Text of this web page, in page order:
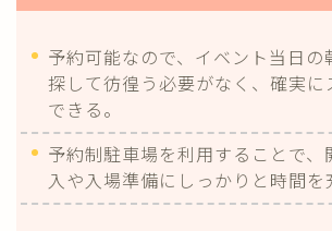
予約可能なので、イベント当日の
探して彷徨う必要がなく、確実に
できる。
予約制駐車場を利用することで、
入や入場準備にしっかりと時間を